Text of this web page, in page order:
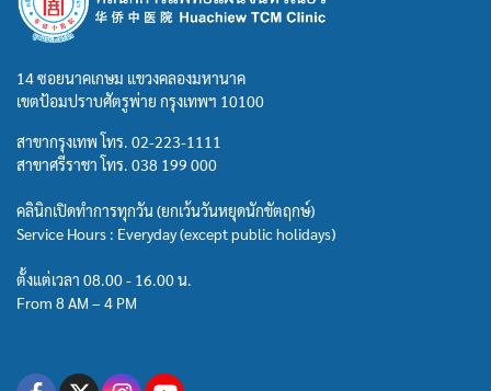
14 ซอยนาคเกษม แขวงคลองมหานาค
เขตป้อมปราบศัตรูพ่าย กรุงเทพฯ 10100
สาขากรุงเทพ โทร. 02-223-1111
สาขาศรีราชา โทร. 038 199 000
คลินิกเปิดทำการทุกวัน (ยกเว้นวันหยุดนักขัตฤกษ์)
Service Hours : Everyday (except public holidays)
ตั้งแต่เวลา 08.00 - 16.00 น.
From 8 AM – 4 PM